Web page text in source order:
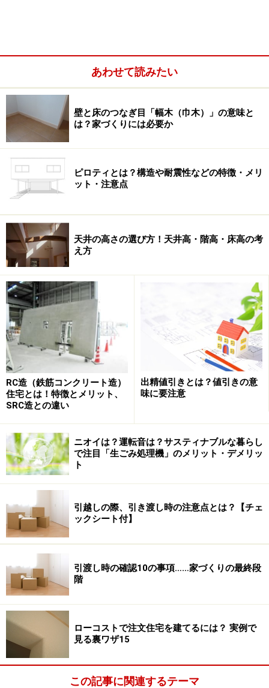
ソフトとハードの対策でより防犯性が高まる
下見がしやすい敷地形状の例・道路に直接
面している家など
まずは、あなたの家の敷地が前面道路に対してどのよう
な接し方をしているか、
道路と敷地の関係
を見てみまし
ょう。戸建て住宅の場合、道路と敷地の関係はだいたい
次の3つのパターンに分類されます【図1】。
【図1】道路と敷地の関係で分類。みなさんの家の敷地はど
れにあてはまりますか？
泥棒は、その約半数が侵入する家の下見をしているとい
われます。【図1】のA・B・Cの敷地形状を
さという視点で見てみましょう。
A：前面道路型
前面道路に敷地の一辺が接している「前面道路型」は、
敷地が道路に接する部分が長く、家も道路に直接面して
いることから、泥棒が家の下見をしやすい 形と言えま
す。
■B：路地型
路地（通路）の部分だけで前面道路に接していて、その
奥に敷地がある「路地型」の形状では、泥棒が道路から
の家の様子を伺うことが難しく、下見がしにくいことが
わかります。しかし、いったん敷地に入り込んでしまえ
あわせて読みたい
壁と床のつなぎ目「幅木（巾木）」の意味と
は？家づくりには必要か
ピロティとは？構造や耐震性などの特徴・メリ
ット・注意点
天井の高さの選び方！天井高・階高・床高の考
え方
RC造（鉄筋コンクリート造）
住宅とは！特徴とメリット、
SRC造との違い
出精値引きとは？値引きの意
味に要注意
ニオイは？運転音は？サスティナブルな暮らし
で注目「生ごみ処理機」のメリット・デメリッ
ト
引越しの際、引き渡し時の注意点とは？【チェ
ックシート付】
引渡し時の確認10の事項……家づくりの最終段
階
ローコストで注文住宅を建てるには？ 実例で
見る裏ワザ15
この記事に関連するテーマ